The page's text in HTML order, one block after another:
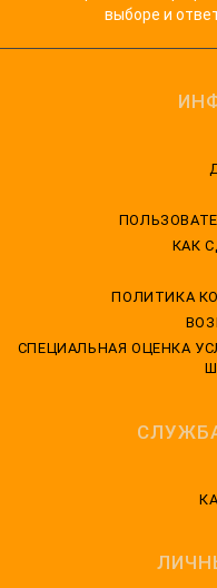
выборе и
КАК
ПОЛИТИКА
CПЕЦИАЛЬНАЯ ОЦЕНКА